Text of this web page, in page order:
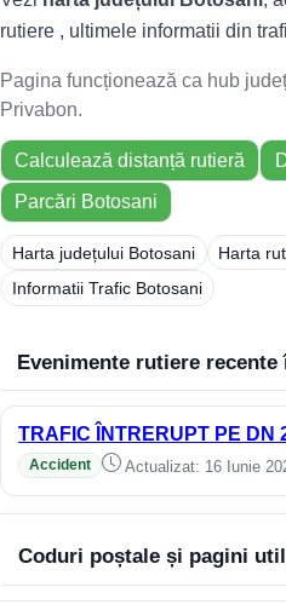
rutiere , ultimele informatii din
Pagina funcționează ca hub
Privabon.
Calculează distanță rutieră
Parcări Botosani
Harta județului Botosani
Harta
Informatii Trafic Botosani
Evenimente rutiere
TRAFIC ÎNTRERUPT PE DN
Accident Actualizat: 16 Iunie
Coduri poștale și pagini